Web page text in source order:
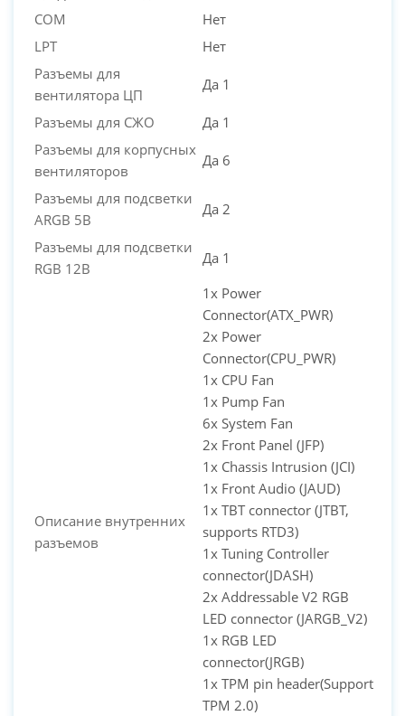
COM
Нет
LPT
Нет
Разъемы для
вентилятора ЦП
Да 1
Разъемы для СЖО
Да 1
Разъемы для корпусных
вентиляторов
Да 6
Разъемы для подсветки
ARGB 5В
Да 2
Разъемы для подсветки
RGB 12В
Да 1
Описание внутренних
разъемов
1x Power
Connector(ATX_PWR)
2x Power
Connector(CPU_PWR)
1x CPU Fan
1x Pump Fan
6x System Fan
2x Front Panel (JFP)
1x Chassis Intrusion (JCI)
1x Front Audio (JAUD)
1x TBT connector (JTBT,
supports RTD3)
1x Tuning Controller
connector(JDASH)
2x Addressable V2 RGB
LED connector (JARGB_V2)
1x RGB LED
connector(JRGB)
1x TPM pin header(Support
TPM 2.0)